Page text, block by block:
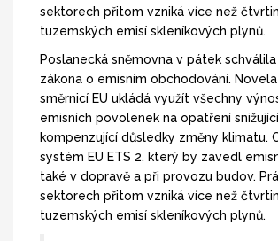
sektorech přitom vzniká více než
tuzemských emisí skleníkových plynů.
Poslanecká sněmovna v pátek
zákona o emisním obchodování.
směrnicí EU ukládá využít všechny
emisních povolenek na opatření
kompenzující důsledky změny klimatu.
systém EU ETS 2, který by zavedl
také v dopravě a při provozu budov.
sektorech přitom vzniká více než
tuzemských emisí skleníkových plynů.